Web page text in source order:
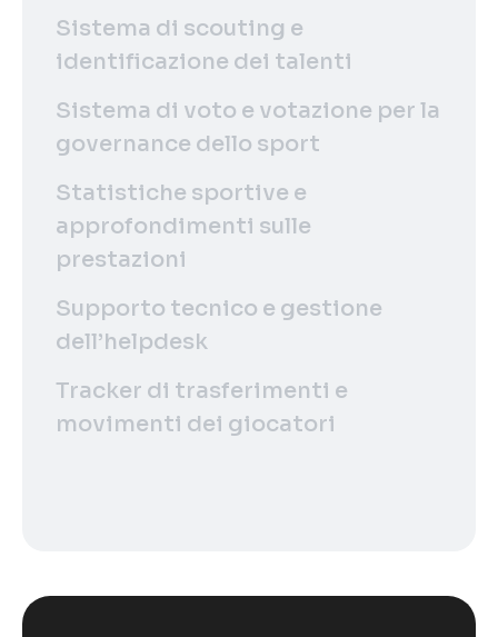
Sistema di scouting e
identificazione dei talenti
Sistema di voto e votazione per la
governance dello sport
Statistiche sportive e
approfondimenti sulle
prestazioni
Supporto tecnico e gestione
dell’helpdesk
Tracker di trasferimenti e
movimenti dei giocatori